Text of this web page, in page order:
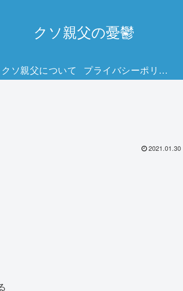
クソ親父の憂鬱
クソ親父について プライバシーポリシー
2021.01.30